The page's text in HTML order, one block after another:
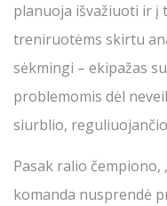
planuoja išvažiuoti ir į
treniruotėms skirtu
sėkmingi – ekipažas
problemomis dėl
siurblio,
Pasak ralio čempiono,
komanda nusprendė